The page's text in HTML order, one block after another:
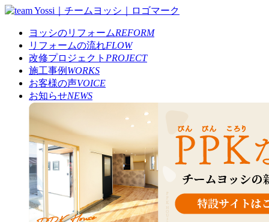
ヨッシのリフォームREFORM
リフォームの流れFLOW
改修プロジェクト PROJECT
施工事例 WORKS
お客様の声VOICE
お知らせNEWS